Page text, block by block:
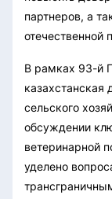
партнеров, а
отечественной
В рамках 93-й
казахстанская
сельского
обсуждении
ветеринарной
уделено